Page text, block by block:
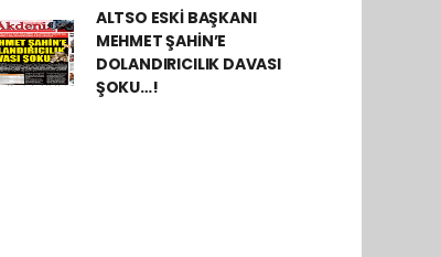
ALTSO ESKİ BAŞKANI
MEHMET ŞAHİN’E
DOLANDIRICILIK DAVASI
ŞOKU…!